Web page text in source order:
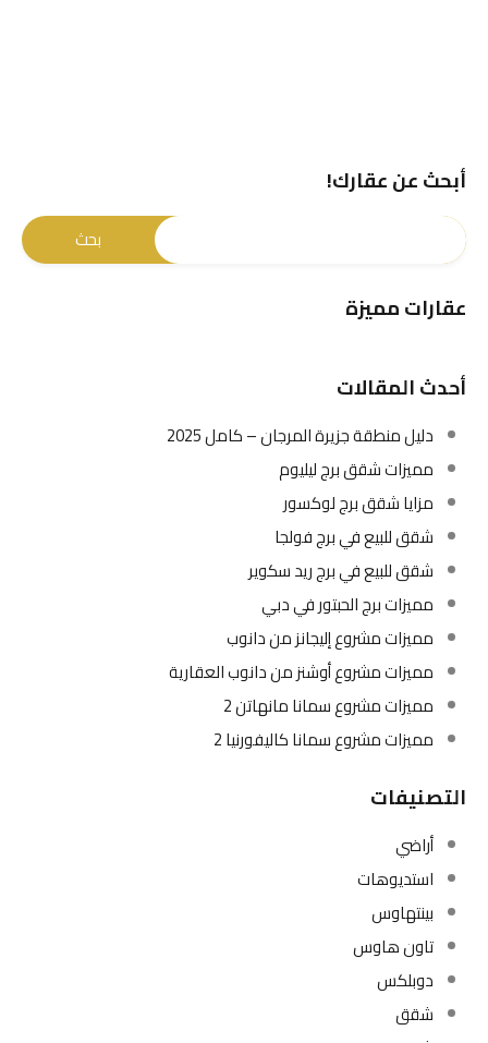
أبحث عن عقارك!
عقارات مميزة
أحدث المقالات
دليل منطقة جزيرة المرجان – كامل 2025
مميزات شقق برج ليليوم
مزايا شقق برج لوكسور
شقق للبيع في برج فولجا
شقق للبيع في برج ريد سكوير
مميزات برج الحبتور في دبي
مميزات مشروع إليجانز من دانوب
مميزات مشروع أوشنز من دانوب العقارية
مميزات مشروع سمانا مانهاتن 2
مميزات مشروع سمانا كاليفورنيا 2
التصنيفات
أراضي
استديوهات
بينتهاوس
تاون هاوس
دوبلكس
شقق